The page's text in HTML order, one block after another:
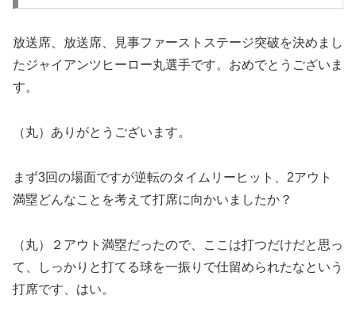
放送席、放送席、見事ファーストステージ突破を決めまし
たジャイアンツヒーロー丸選手です。おめでとうございま
す。
（丸）ありがとうございます。
まず3回の場面ですが逆転のタイムリーヒット、2アウト
満塁どんなことを考えて打席に向かいましたか？
（丸）２アウト満塁だったので、ここは打つだけだと思っ
て、しっかりと打てる球を一振りで仕留められたなという
打席です、はい。